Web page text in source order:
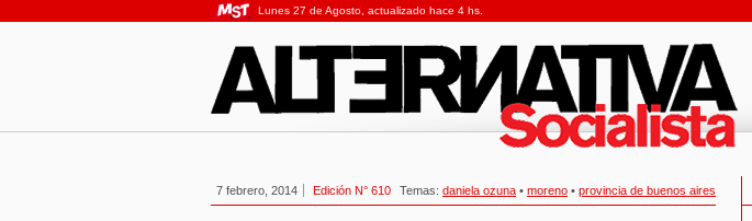
Lunes 27 de Agosto, actualizado hace 4 hs.
7 febrero, 2014 Edición N° 610 Temas: daniela ozuna • moreno • provincia de buenos aires